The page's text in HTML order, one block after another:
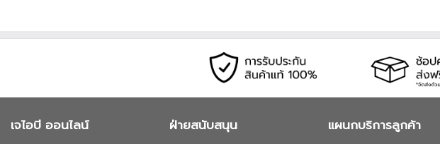
เจไอบี ออนไลน์ ฝ่ายสนับสนุน แผนกบริการลูกค้า